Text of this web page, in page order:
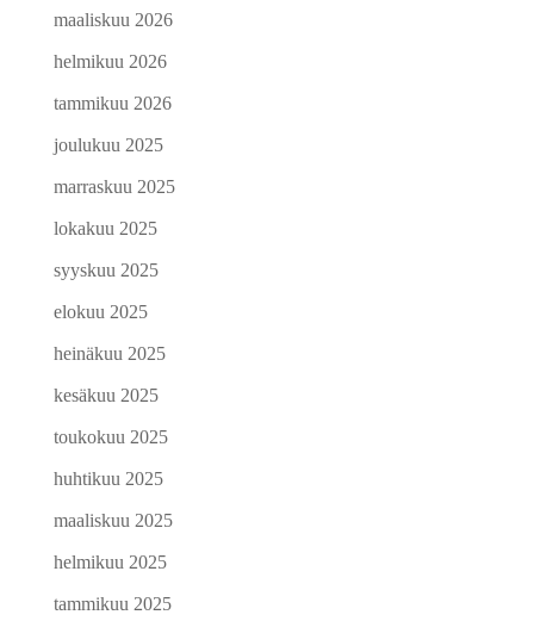
maaliskuu 2026
helmikuu 2026
tammikuu 2026
joulukuu 2025
marraskuu 2025
lokakuu 2025
syyskuu 2025
elokuu 2025
heinäkuu 2025
kesäkuu 2025
toukokuu 2025
huhtikuu 2025
maaliskuu 2025
helmikuu 2025
tammikuu 2025